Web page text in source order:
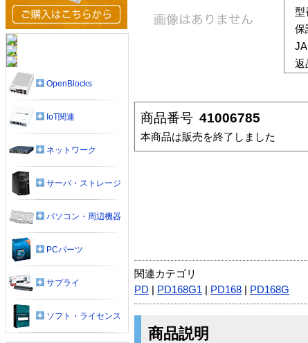
型
保
返
商品番号 41006785
本商品は販売を終了しました
関連カテゴリ
PD
PD168G1 PD168 PD168G
商品説明
OpenBlocks
IoT関連
ネットワーク
サーバ・ストレージ
パソコン・周辺機器
PCパーツ
サプライ
ソフト・ライセンス